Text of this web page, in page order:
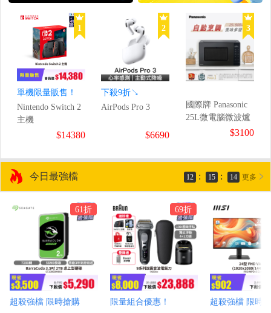
1
單機限量販售！
Nintendo Switch 2
主機
$14380
2
下殺9折↘
AirPods Pro 3
$6690
3
國際牌 Panasonic
25L微電腦微波爐
$3100
今日最強檔 12 : 15 : 12 更多
61折
超殺強檔 限時搶購
69折
限量組合優惠！
超殺強檔 限時